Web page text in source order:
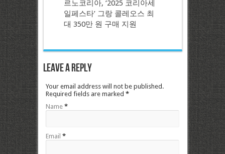
르노코리아, ‘2025 코리아세
일페스타’ 그랑 콜레오스 최
대 350만 원 구매 지원
Leave a Reply
Your email address will not be published.
Required fields are marked *
Name *
Email *